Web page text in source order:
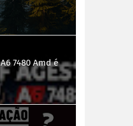
7480 Amd é